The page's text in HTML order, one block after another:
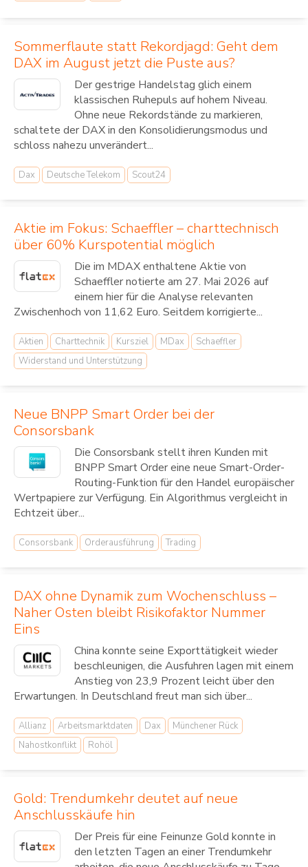
Sommerflaute statt Rekordjagd: Geht dem
DAX im August jetzt die Puste aus?
Der gestrige Handelstag glich einem
klassischen Ruhepuls auf hohem Niveau.
Ohne neue Rekordstände zu markieren,
schaltete der DAX in den Konsolidierungsmodus und
schloss nahezu unverändert...
Dax Deutsche Telekom Scout24
Aktie im Fokus: Schaeffler – charttechnisch
über 60% Kurspotential möglich
Die im MDAX enthaltene Aktie von
Schaeffler notierte am 27. Mai 2026 auf
einem hier für die Analyse relevanten
Zwischenhoch von 11,62 Euro. Seitdem korrigierte...
Aktien Charttechnik Kursziel MDax
Schaeffler
Widerstand und Unterstützung
Neue BNPP Smart Order bei der
Consorsbank
Die Consorsbank stellt ihren Kunden mit
BNPP Smart Order eine neue Smart-Order-
Routing-Funktion für den Handel europäischer
Wertpapiere zur Verfügung. Ein Algorithmus vergleicht in
Echtzeit über...
Consorsbank Orderausführung Trading
DAX ohne Dynamik zum Wochenschluss –
Naher Osten bleibt Risikofaktor Nummer
Eins
China konnte seine Exporttätigkeit wieder
beschleunigen, die Ausfuhren lagen mit einem
Anstieg von 23,9 Prozent leicht über den
Erwartungen. In Deutschland freut man sich über...
Allianz Arbeitsmarktdaten Dax
Münchener Rück
Nahostkonflikt
Rohöl
Gold: Trendumkehr deutet auf neue
Anschlusskäufe hin
Der Preis für eine Feinunze Gold konnte in
den letzten Tagen an einer Trendumkehr